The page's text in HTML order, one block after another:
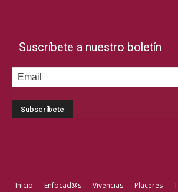
Suscríbete a nuestro boletín
Inicio Enfocad@s Vivencias Placeres